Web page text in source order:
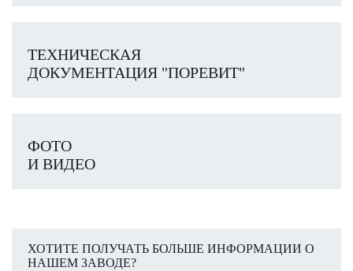
ТЕХНИЧЕСКАЯ
ДОКУМЕНТАЦИЯ "ПОРЕВИТ"
ФОТО
И ВИДЕО
ХОТИТЕ ПОЛУЧАТЬ БОЛЬШЕ ИНФОРМАЦИИ О
НАШЕМ ЗАВОДЕ?